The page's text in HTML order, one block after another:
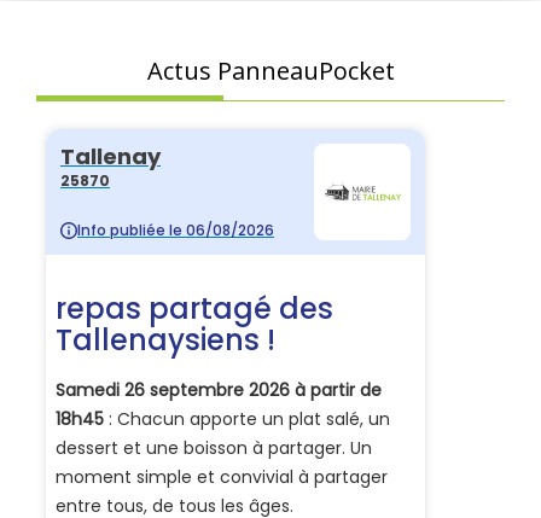
Actus PanneauPocket